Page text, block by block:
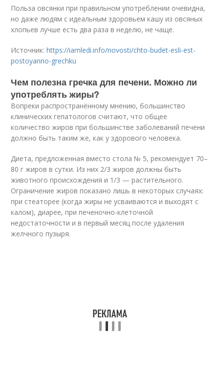
Польза овсянки при правильном употреблении очевидна,
но даже людям с идеальным здоровьем кашу из овсяных
хлопьев лучше есть два раза в неделю, не чаще.
Источник:https://iamledi.info/novosti/chto-budet-esli-est-
postoyanno-grechku
Чем полезна гречка для печени. Можно ли
употреблять жиры?
Вопреки распространённому мнению, большинство
клинических гепатологов считают, что общее
количество жиров при большинстве заболеваний печени
должно быть таким же, как у здорового человека.
Диета, предложенная вместо стола № 5, рекомендует 70–
80 г жиров в сутки. Из них 2/3 жиров должны быть
животного происхождения и 1/3 — растительного.
Ограничение жиров показано лишь в некоторых случаях:
при стеаторее (когда жиры не усваиваются и выходят с
калом), диарее, при печеночно-клеточной
недостаточности и в первый месяц после удаления
желчного пузыря.